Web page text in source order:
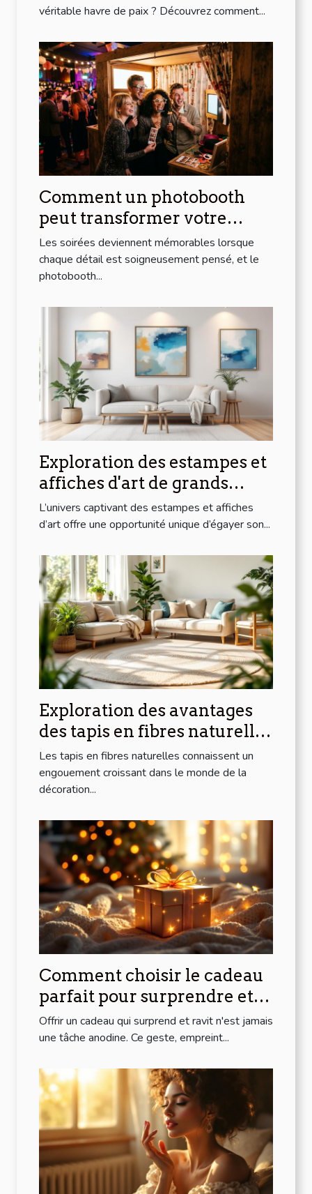
véritable havre de paix ? Découvrez comment...
Comment un photobooth
peut transformer votre
soirée
Les soirées deviennent mémorables lorsque
chaque détail est soigneusement pensé, et le
photobooth...
Exploration des estampes et
affiches d'art de grands
artistes modernes à prix
abordables
L’univers captivant des estampes et affiches
d’art offre une opportunité unique d’égayer son...
Exploration des avantages
des tapis en fibres naturelles
pour la maison
Les tapis en fibres naturelles connaissent un
engouement croissant dans le monde de la
décoration...
Comment choisir le cadeau
parfait pour surprendre et
ravir ?
Offrir un cadeau qui surprend et ravit n'est jamais
une tâche anodine. Ce geste, empreint...